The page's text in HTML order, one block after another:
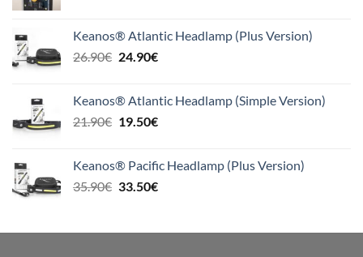
41.90€.είναι:
39.90€.
Keanos® Atlantic Headlamp (Plus Version)
26.90€ Original
26.90€.
24.90€Η
είναι:
24.90€.
Keanos® Atlantic Headlamp (Simple Version)
21.90€ Original
21.90€.
19.50€Η
είναι:
19.50€.
Keanos® Pacific Headlamp (Plus Version)
35.90€ Original
35.90€.
33.50€Η
είναι: